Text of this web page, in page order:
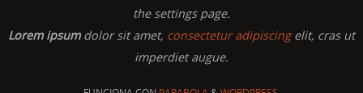
the settings page.
Lorem ipsumdolor sit amet, consectetur adipiscingelit, cras ut
imperdiet augue.